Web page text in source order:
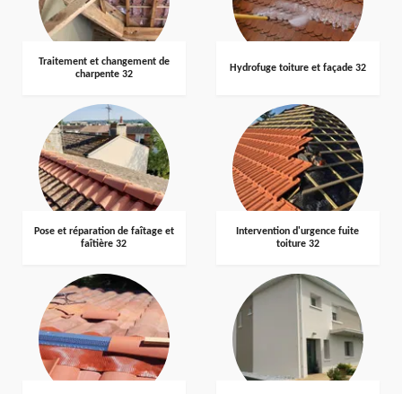
Traitement et changement de
charpente 32
Hydrofuge toiture et façade 32
Pose et réparation de faîtage et
faîtière 32
Intervention d'urgence fuite
toiture 32